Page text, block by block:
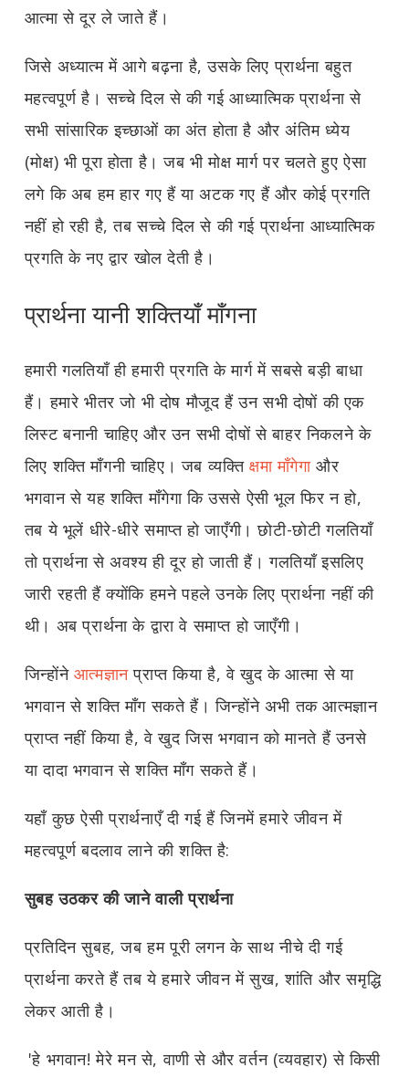
आत्मा से दूर ले जाते हैं।
जिसे अध्यात्म में आगे बढ़ना है, उसके लिए प्रार्थना बहुत
महत्वपूर्ण है। सच्चे दिल से की गई आध्यात्मिक प्रार्थना से
सभी सांसारिक इच्छाओं का अंत होता है और अंतिम ध्येय
(मोक्ष) भी पूरा होता है। जब भी मोक्ष मार्ग पर चलते हुए ऐसा
लगे कि अब हम हार गए हैं या अटक गए हैं और कोई प्रगति
नहीं हो रही है, तब सच्चे दिल से की गई प्रार्थना आध्यात्मिक
प्रगति के नए द्वार खोल देती है।
प्रार्थना यानी शक्तियाँ माँगना
हमारी गलतियाँ ही हमारी प्रगति के मार्ग में सबसे बड़ी बाधा
हैं। हमारे भीतर जो भी दोष मौजूद हैं उन सभी दोषों की एक
लिस्ट बनानी चाहिए और उन सभी दोषों से बाहर निकलने के
लिए शक्ति माँगनी चाहिए। जब व्यक्तिक्षमा माँगेगाऔर
भगवान से यह शक्ति माँगेगा कि उससे ऐसी भूल फिर न हो,
तब ये भूलें धीरे-धीरे समाप्त हो जाएँगी। छोटी-छोटी गलतियाँ
तो प्रार्थना से अवश्य ही दूर हो जाती हैं। गलतियाँ इसलिए
जारी रहती हैं क्योंकि हमने पहले उनके लिए प्रार्थना नहीं की
थी। अब प्रार्थना के द्वारा वे समाप्त हो जाएँगी।
जिन्होंने आत्मज्ञानप्राप्त किया है, वे खुद के आत्मा से या
भगवान से शक्ति माँग सकते हैं। जिन्होंने अभी तक आत्मज्ञान
प्राप्त नहीं किया है, वे खुद जिस भगवान को मानते हैं उनसे
या दादा भगवान से शक्ति माँग सकते हैं।
यहाँ कुछ ऐसी प्रार्थनाएँ दी गई हैं जिनमें हमारे जीवन में
महत्वपूर्ण बदलाव लाने की शक्ति है:
सुबह उठकर की जाने वाली प्रार्थना
प्रतिदिन सुबह, जब हम पूरी लगन के साथ नीचे दी गई
प्रार्थना करते हैं तब ये हमारे जीवन में सुख, शांति और समृद्धि
लेकर आती है।
'हे भगवान! मेरे मन से, वाणी से और वर्तन (व्यवहार) से किसी